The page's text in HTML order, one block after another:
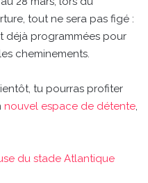
tout ne sera pas figé :
déjà programmées pour
cheminements.
tu pourras profiter
nouvel espace de détente,
du stade Atlantique